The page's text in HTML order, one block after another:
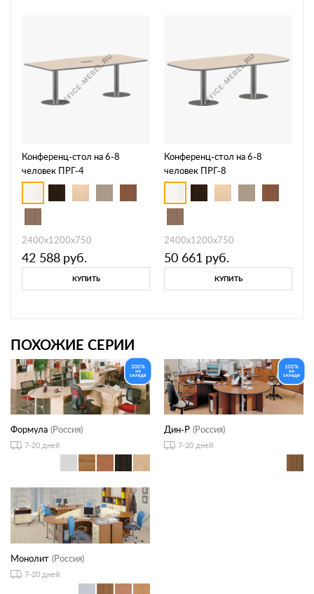
Конференц-стол на 6-8
человек ПРГ-4
2400х1200х750
42 588 руб.
КУПИТЬ
Конференц-стол на 6-8
человек ПРГ-8
2400х1200х750
50 661 руб.
КУПИТЬ
ПОХОЖИЕ СЕРИИ
Формула (Россия)
7-20 дней
Дин-Р (Россия)
7-20 дней
Монолит (Россия)
7-20 дней